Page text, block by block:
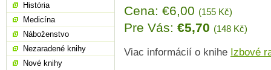
Cena: €6,00 (155 Kč)
Pre Vás: €5,70 (148 Kč)
Viac informácií o knihe Izbové
História
Medicína
Náboženstvo
Nezaradené knihy
Nové knihy